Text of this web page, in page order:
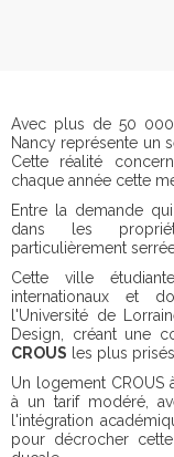
Avec plus de 50 000
Nancy représente un
Cette réalité
chaque année cette
Entre la demande
dans les
particulièrement
Cette ville
internationaux et
l'Université de
Design, créant une
CROUS les plus prisés.
Un logement CROUS
à un tarif modéré,
l'intégration
pour décrocher